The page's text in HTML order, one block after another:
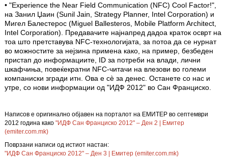
• "Experience the Near Field Communication (NFC) Cool Factor!",
на Занил Џаин (Sunil Jain, Strategy Planner, Intel Corporation) и
Мигел Балестерос (Miguel Ballesteros, Mobile Platform Architect,
Intel Corporation). Предавачите најнапред дадоа краток осврт на
тоа што претставува NFC-технологијата, за потоа да се нурнат
во можностите за нејзина примена како, на пример, безбеден
пристап до информациите, ID за потреби на влади, лични
шкафчиња, повеќекратни NFC-читачи на влезови во големи
компаниски згради итн. Ова е сè за денес. Останете со нас и
утре, со нови информации од "ИДФ 2012" во Сан Франциско.
Написов е оригинално објавен на порталот на ЕМИТЕР во септември
2012 година како "ИДФ Сан Франциско 2012" – Ден 2 | Емитер
(emiter.com.mk)
Поврзани написи од истиот настан:
"ИДФ Сан Франциско 2012" – Ден 3 | Емитер (emiter.com.mk)